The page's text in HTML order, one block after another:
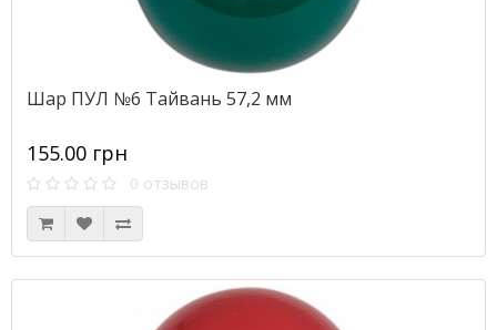
Шар ПУЛ №6 Тайвань 57,2 мм
155.00 грн
0 отзывов